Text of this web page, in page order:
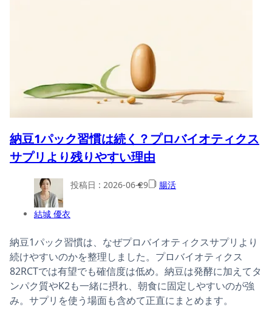
納豆1パック習慣は続く？プロバイオティクス
サプリより残りやすい理由
結城 優衣
投稿日 : 2026-06-29 腸活
納豆1パック習慣は、なぜプロバイオティクスサプリより
続けやすいのかを整理しました。プロバイオティクス
82RCTでは有望でも確信度は低め。納豆は発酵に加えてタ
ンパク質やK2も一緒に摂れ、朝食に固定しやすいのが強
み。サプリを使う場面も含めて正直にまとめます。